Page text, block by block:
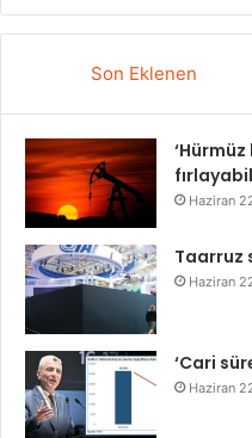
Son Eklenen
Haziran
Taarruz
Haziran
‘Cari
Haziran